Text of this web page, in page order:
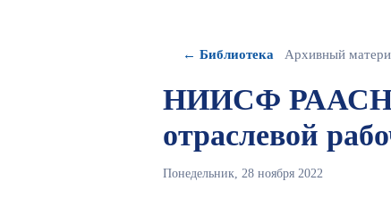
← Библиотека Архивный
НИИСФ РААСН
отраслевой
Понедельник, 28 ноября 2022